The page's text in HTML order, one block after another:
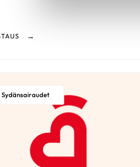
Sydänsairaudet